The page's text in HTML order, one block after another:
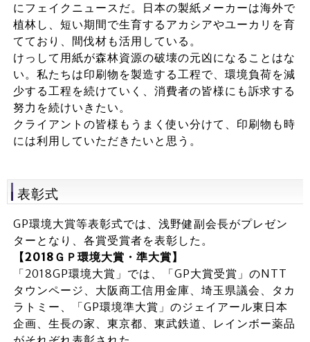
にフェイクニュースだ。日本の製紙メーカーは海外で
植林し、短い期間で生育するアカシアやユーカリを育
てており、間伐材も活用している。
けっして用紙が森林資源の破壊の元凶になることはな
い。私たちは印刷物を製造する工程で、環境負荷を減
少する工程を続けていく、消費者の皆様にも訴求する
努力を続けいきたい。
クライアントの皆様もうまく使い分けて、印刷物も時
には利用していただきたいと思う。
表彰式
GP環境大賞等表彰式では、浅野健副会長がプレゼン
ターとなり、各賞受賞者を表彰した。
【2018ＧＰ環境大賞・準大賞】
「2018GP環境大賞」では、「GP大賞受賞」のNTT
タウンページ、大阪商工信用金庫、埼玉県議会、タカ
ラトミー、「GP環境準大賞」のジェイアール東日本
企画、生長の家、東京都、東武鉄道、レインボー薬品